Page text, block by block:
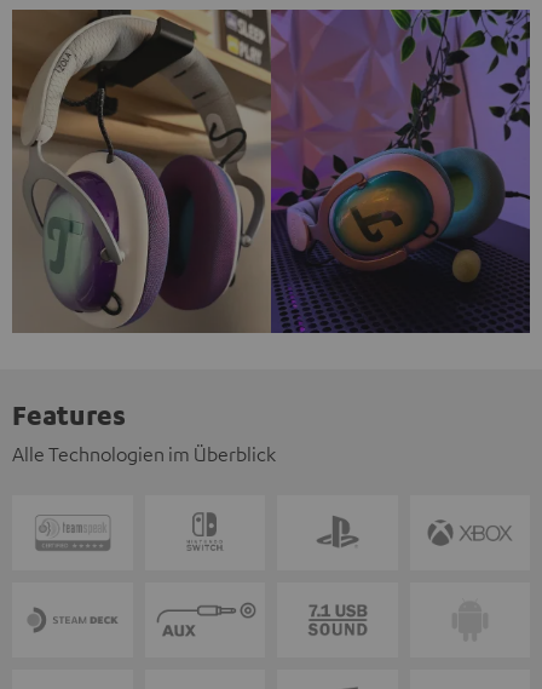
Features
Alle Technologien im Überblick